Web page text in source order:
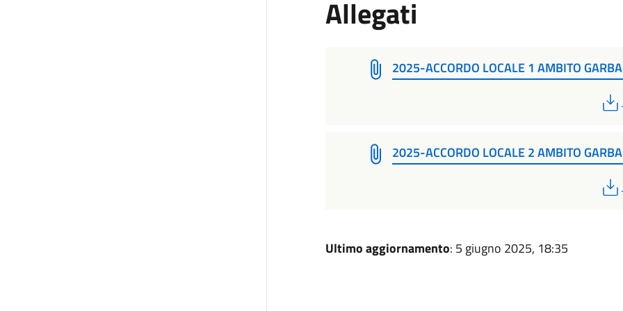
Allegati
2025-ACCORDO LOCALE 1 AMBITO
2025-ACCORDO LOCALE 2 AMBITO
Ultimo aggiornamento: 5 giugno 2025, 18:35